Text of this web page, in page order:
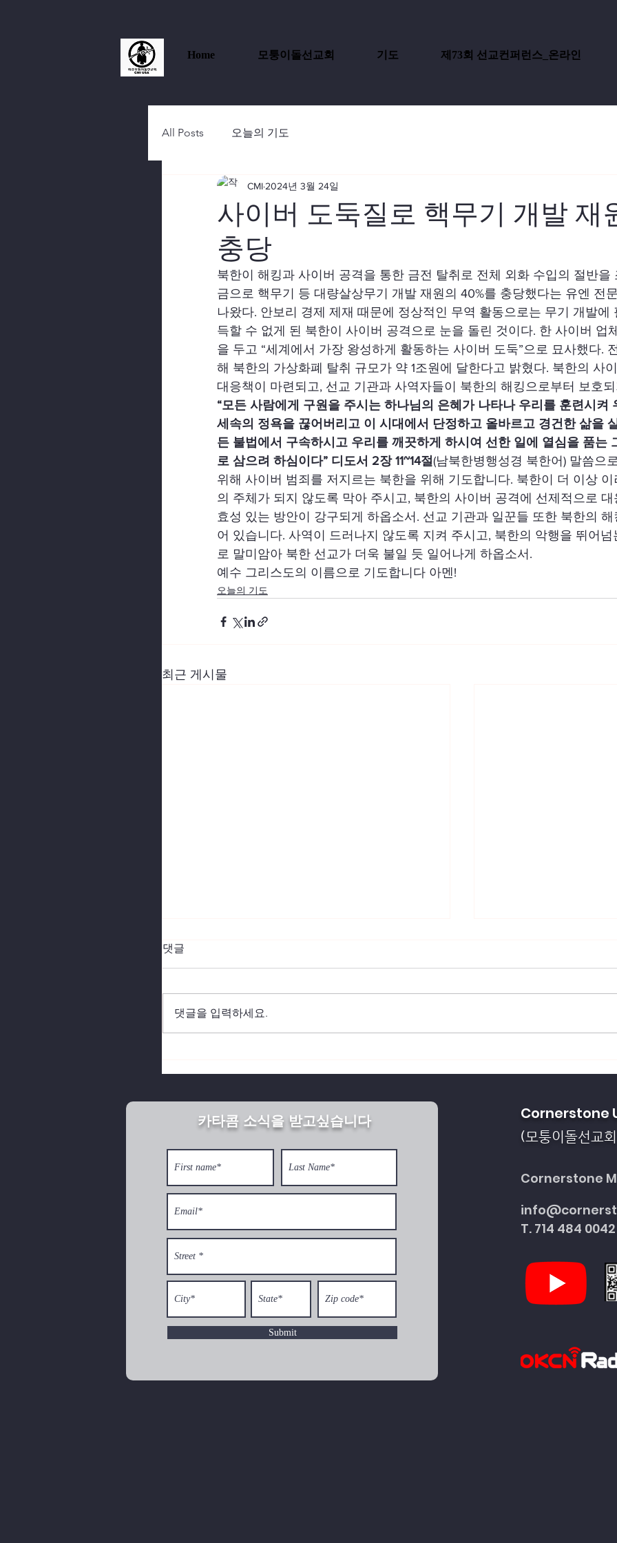
Home 모퉁이돌선교회 기도 제73회 선교컨퍼런스_온라인
All Posts 오늘의 기도
사이버 도둑질로 핵무기 개발 재
충당
CMI 2024년 3월 24일
북한이 해킹과 사이버 공격을 통한 금전 탈취로 전체 외화 수입의 절반을
금으로 핵무기 등 대량살상무기 개발 재원의 40%를 충당했다는 유엔 전
나왔다. 안보리 경제 제재 때문에 정상적인 무역 활동으로는 무기 개발에
득할 수 없게 된 북한이 사이버 공격으로 눈을 돌린 것이다. 한 사이버 업
을 두고 “세계에서 가장 왕성하게 활동하는 사이버 도둑”으로 묘사했다.
해 북한의 가상화폐 탈취 규모가 약 1조원에 달한다고 밝혔다. 북한의 사
대응책이 마련되고, 선교 기관과 사역자들이 북한의 해킹으로부터 보호
“모든 사람에게 구원을 주시는 하나님의 은혜가 나타나 우리를 훈련시켜
세속의 정욕을 끊어버리고 이 시대에서 단정하고 올바르고 경건한 삶을
든 불법에서 구속하시고 우리를 깨끗하게 하시여 선한 일에 열심을 품는
로 삼으려 하심이다” 디도서 2장 11~14절(남북한병행성경 북한어) 말씀으
위해 사이버 범죄를 저지르는 북한을 위해 기도합니다. 북한이 더 이상 이
의 주체가 되지 않도록 막아 주시고, 북한의 사이버 공격에 선제적으로 대
효성 있는 방안이 강구되게 하옵소서. 선교 기관과 일꾼들 또한 북한의 해
어 있습니다. 사역이 드러나지 않도록 지켜 주시고, 북한의 악행을 뛰어넘
로 말미암아 북한 선교가 더욱 불일 듯 일어나게 하옵소서.
예수 그리스도의 이름으로 기도합니다 아멘!
오늘의 기도
최근 게시물
북한의 깨어진 가정이 회복되게 하소서
댓글
댓글을 입력하세요.
카타콤 소식을 받고싶습니다
Submit
Cornerstone
(모퉁이돌선교
Cornerstone
T. 714 484 0042